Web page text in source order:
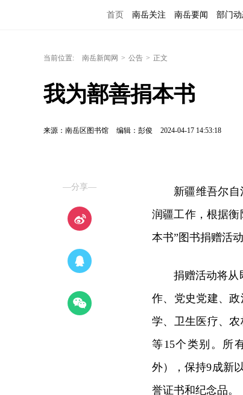
首页 南岳关注 南岳要闻 部门
当前位置: 南岳新闻网 > 公告 > 正文
我为鄯善捐本书
来源：南岳区图书馆 编辑：彭俊 2024-04-17 14:53:18
—分享—
新疆维吾尔
润疆工作，根据衡
本书”图书捐赠活动
捐赠活动将从
作、党史党建、
学、卫生医疗、
等15个类别。所
外），保持9成新
誉证书和纪念品。